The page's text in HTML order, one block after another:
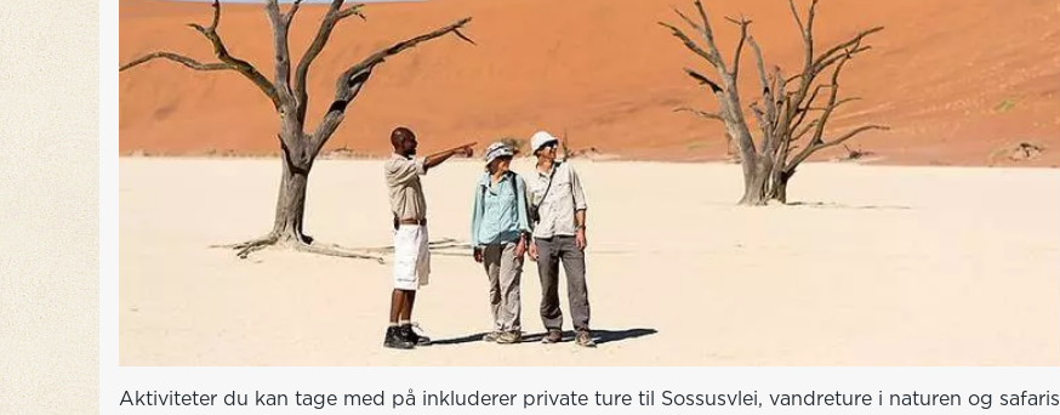
Aktiviteter du kan tage med på inkluderer private ture til Sossusvlei, vandreture i naturen og safaris